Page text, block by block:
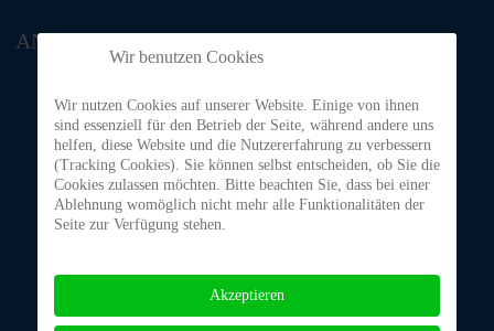
ANFAHRT
Wir benutzen Cookies
Wir nutzen Cookies auf unserer Website. Einige von ihnen
sind essenziell für den Betrieb der Seite, während andere uns
helfen, diese Website und die Nutzererfahrung zu verbessern
(Tracking Cookies). Sie können selbst entscheiden, ob Sie die
Cookies zulassen möchten. Bitte beachten Sie, dass bei einer
Ablehnung womöglich nicht mehr alle Funktionalitäten der
Seite zur Verfügung stehen.
Akzeptieren